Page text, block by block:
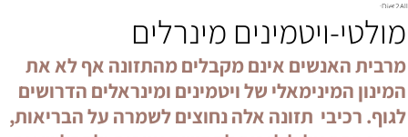
Diet2All:
שמאחורי
המושלם.
מולטי-ויטמינים מינרלים
מרבית האנשים אינם מקבלים מהתזונה אף לא את
המינון המינימאלי של ויטמינים ומינראלים הדרושים
לגוף. רכיבי תזונה אלה נחוצים לשמרה על הבריאות,